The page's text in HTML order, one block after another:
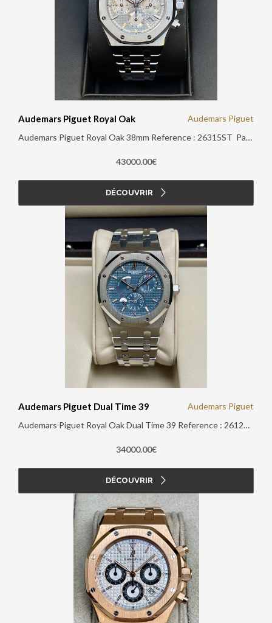
Audemars Piguet Royal Oak
Audemars Piguet
Audemars Piguet Royal Oak 38mm Reference : 26315ST Papiers d'origine : Oui Boite d'origine : Oui Année : 2023
43000.00€
DÉCOUVRIR
Audemars Piguet Dual Time 39
Audemars Piguet
Audemars Piguet Royal Oak Dual Time 39 Reference : 26120ST Blue Papiers d'origine : Extrait d'archives Boîte d'origine : Oui Année : 2009
34000.00€
DÉCOUVRIR